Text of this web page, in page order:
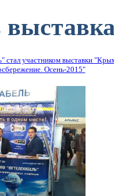
участником выставки
Осень-2015"